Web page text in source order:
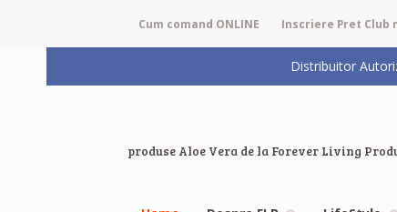
Cum comand ONLINE Inscriere Pret Club
Distribuitor
produse Aloe Vera de la Forever Living